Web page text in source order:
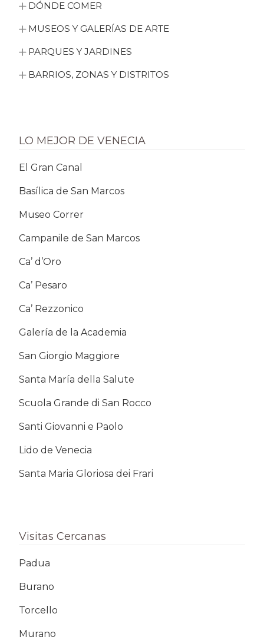
DÓNDE COMER
MUSEOS Y GALERÍAS DE ARTE
PARQUES Y JARDINES
BARRIOS, ZONAS Y DISTRITOS
LO MEJOR DE VENECIA
El Gran Canal
Basílica de San Marcos
Museo Correr
Campanile de San Marcos
Ca’ d’Oro
Ca’ Pesaro
Ca’ Rezzonico
Galería de la Academia
San Giorgio Maggiore
Santa María della Salute
Scuola Grande di San Rocco
Santi Giovanni e Paolo
Lido de Venecia
Santa Maria Gloriosa dei Frari
Visitas Cercanas
Padua
Burano
Torcello
Murano